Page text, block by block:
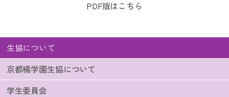
PDF版はこちら
生協について
京都橘学園生協について
学生委員会